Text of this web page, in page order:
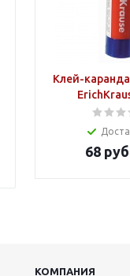
Клей-
68
КОМПАНИЯ